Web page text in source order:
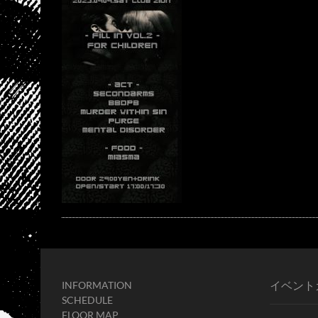
INFORMATION
SCHEDULE
FLOOR MAP
イベン